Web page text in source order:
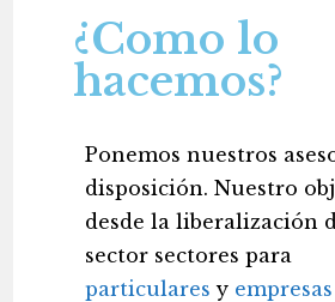
¿Como lo
hacemos?
Ponemos nuestros
disposición. Nuestro
desde la liberalización
sector sectores para
particulares y empresas